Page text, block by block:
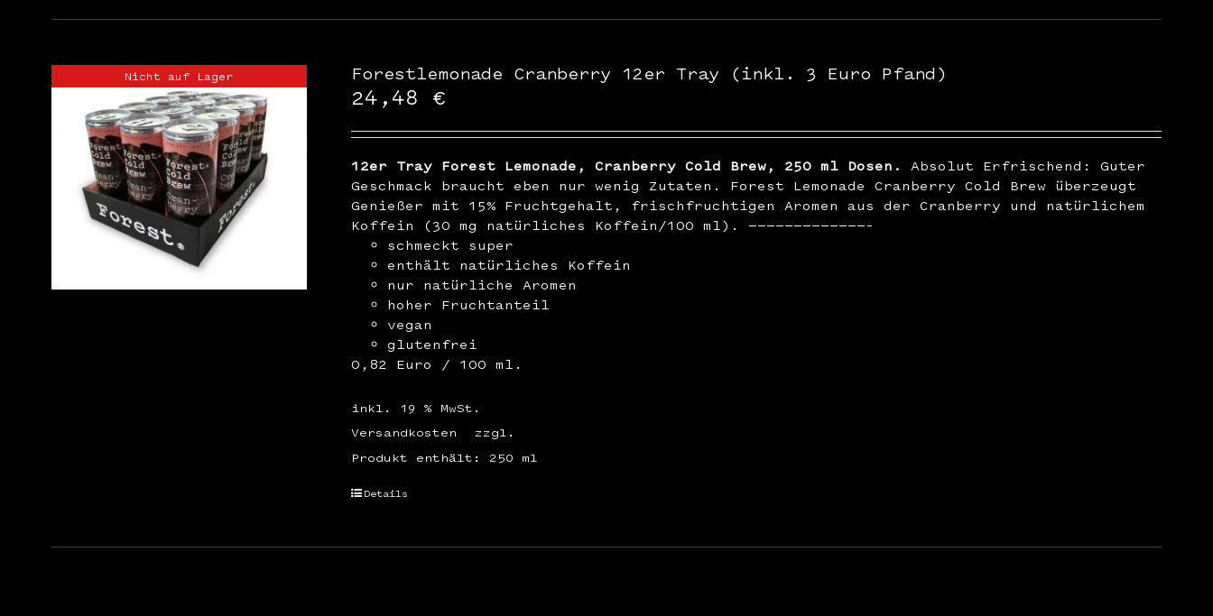
Nicht auf Lager Forestlemonade Cranberry 12er Tray (inkl. 3 Euro Pfand)
24,48 €
12er Tray Forest Lemonade, Cranberry Cold Brew, 250 ml Dosen.
Absolut Erfrischend: Guter
Geschmack braucht eben nur wenig Zutaten. Forest Lemonade Cranberry Cold Brew überzeugt
Genießer mit 15% Fruchtgehalt, frischfruchtigen Aromen aus der Cranberry und natürlichem
Koffein (30 mg natürliches Koffein/100 ml). —————————————–
schmeckt super
enthält natürliches Koffein
nur natürliche Aromen
hoher Fruchtanteil
vegan
glutenfrei
0,82 Euro / 100 ml.
inkl. 19 % MwSt.
zzgl.
Versandkosten
Produkt enthält: 250 ml
Details